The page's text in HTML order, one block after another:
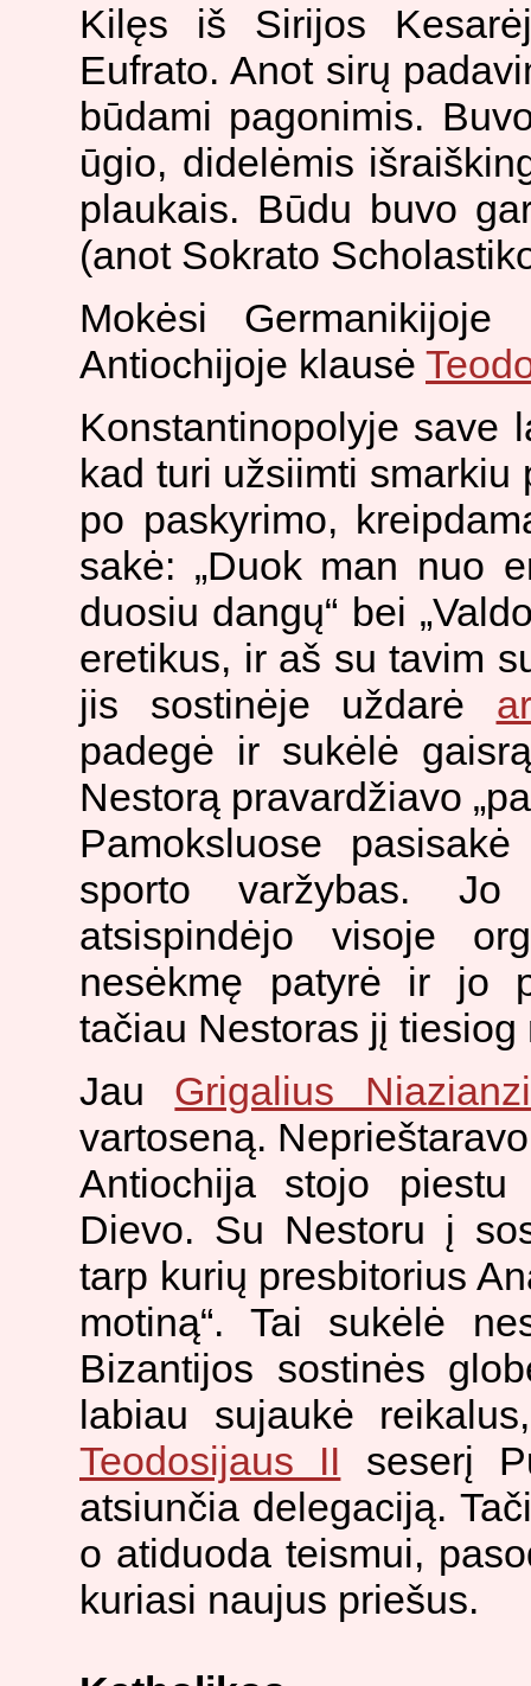
Kilęs iš Sirijos
Eufrato. Anot sirų
būdami pagonimis.
ūgio, didelėmis
plaukais. Būdu buvo
(anot Sokrato
Mokėsi
Antiochijoje klausė
Konstantinopolyje save
kad turi užsiimti smarkiu
po paskyrimo,
sakė: „Duok man nuo
duosiu dangų“ bei
eretikus, ir aš su tavim
jis sostinėje uždarė
padegė ir sukėlė
Nestorą pravardžiavo
Pamoksluose
sporto varžybas. Jo
atsispindėjo visoje
nesėkmę patyrė ir jo
tačiau Nestoras jį tiesiog
Jau Grigalius
vartoseną.
Antiochija stojo
Dievo. Su Nestoru į
tarp kurių presbitorius
motiną“. Tai sukėlė
Bizantijos sostinės
labiau sujaukė
Teodosijaus II seserį
atsiunčia delegaciją.
o atiduoda teismui,
kuriasi naujus priešus.